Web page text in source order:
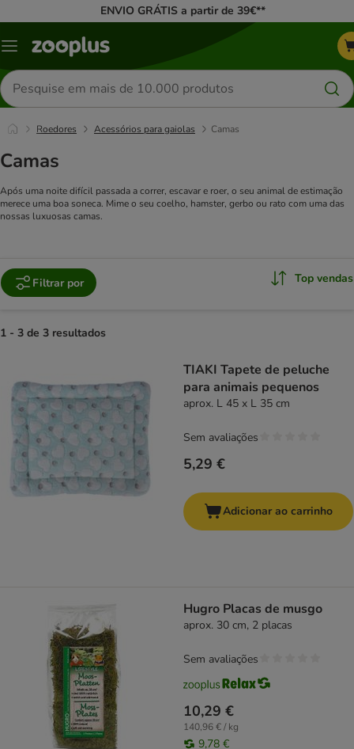
ENVIO GRÁTIS a partir de 39€**
Menu
Pesquisar
produtos
Roedores Acessórios para gaiolas Camas
Camas
Após uma noite difícil passada a correr, escavar e roer, o seu animal de estimação
merece uma boa soneca. Mime o seu coelho, hamster, gerbo ou rato com uma das
nossas luxuosas camas.
Filtrar por Top vendas
1 - 3 de 3 resultados
TIAKI Tapete de peluche
para animais pequenos
aprox. L 45 x L 35 cm
5,29 €
Sem avaliações
Adicionar ao carrinho
Hugro Placas de musgo
aprox. 30 cm, 2 placas
10,29 €
140,96 € / kg
9,78 €
Sem avaliações